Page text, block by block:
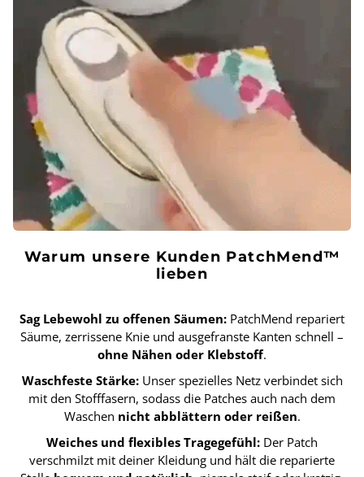
Warum unsere Kunden PatchMend™
lieben
Sag Lebewohl zu offenen Säumen: PatchMend repariert
Säume, zerrissene Knie und ausgefranste Kanten schnell –
ohne Nähen oder Klebstoff.
Waschfeste Stärke:Unser spezielles Netz verbindet sich
mit den Stofffasern, sodass die Patches auch nach dem
Waschen nicht abblättern oder reißen.
Weiches und flexibles Tragegefühl: Der Patch
verschmilzt mit deiner Kleidung und hält die reparierte